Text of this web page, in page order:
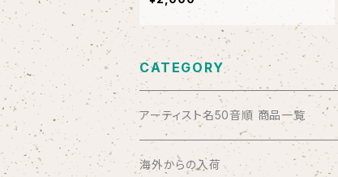
CATEGORY
アーティスト名50音順 商品一覧
ABSOLUTE LOSERS
海外からの入荷